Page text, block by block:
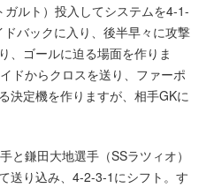
ルト）投入してシステムを4-1-
バックに入り、後半早々に攻撃
、ゴールに迫る場面を作りま
ドからクロスを送り、ファーポ
決定機を作りますが、相手GKに
と鎌田大地選手（SSラツィオ）
送り込み、4-2-3-1にシフト。す